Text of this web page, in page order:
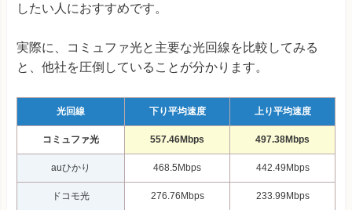
したい人におすすめです。
実際に、コミュファ光と主要な光回線を比較してみる
と、他社を圧倒していることが分かります。
光回線 下り平均速度 上り平均速度
コミュファ光 557.46Mbps 497.38Mbps
auひかり 468.5Mbps 442.49Mbps
ドコモ光 276.76Mbps 233.99Mbps